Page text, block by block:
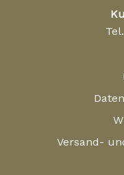
Versand-